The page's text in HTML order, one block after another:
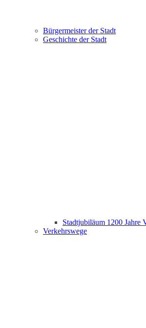
Bürgermeister der Stadt
Geschichte der Stadt
Stadtjubiläum 1200 Jahre
Verkehrswege